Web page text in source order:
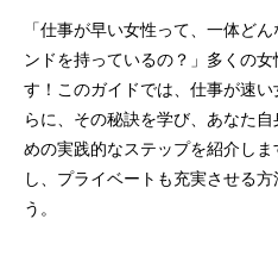
「仕事が早い女性って、一体ど
ンドを持っているの？」多くの
す！このガイドでは、仕事が速
らに、その秘訣を学び、あなた
めの実践的なステップを紹介し
し、プライベートも充実させる
う。